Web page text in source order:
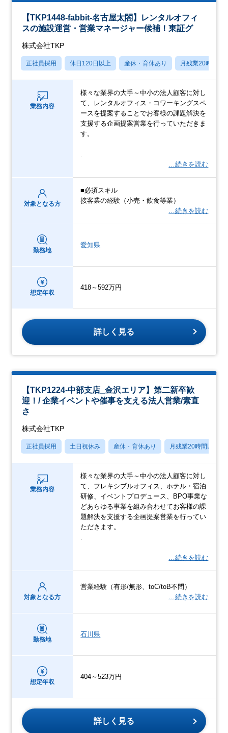
【TKP1448-fabbit-名古屋太閤】レンタルオフィ
スの施設運営・営業マネージャー候補！東証グ
株式会社TKP
正社員採用 休日120日以上 産休・育休あり 月残業20時間以
業務内容
様々な業界の大手～中小の法人顧客に対し
て、レンタルオフィス・コワーキングスペ
ースを提案することでお客様の課題解決を
支援する企画提案営業を行っていただきま
す。
…続きを読む
対象となる方
■必須スキル
接客業の経験（小売・飲食等業）
…続きを読む
勤務地
愛知県
想定年収
418～592万円
詳しく見る
【TKP1224-中部支店_金沢エリア】第二新卒歓
迎！/ 企業イベントや催事を支える法人営業/素直
さ
株式会社TKP
正社員採用 土日祝休み 産休・育休あり 月残業20時間以内
業務内容
様々な業界の大手～中小の法人顧客に対し
て、フレキシブルオフィス、ホテル・宿泊
研修、イベントプロデュース、BPO事業な
どあらゆる事業を組み合わせてお客様の課
題解決を支援する企画提案営業を行ってい
ただきます。
.
…続きを読む
対象となる方
営業経験（有形/無形、toC/toB不問）
…続きを読む
勤務地
石川県
想定年収
404～523万円
詳しく見る